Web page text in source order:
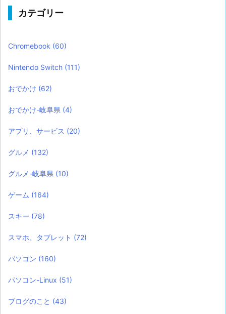
カテゴリー
Chromebook (60)
Nintendo Switch (111)
おでかけ (62)
おでかけ-岐阜県 (4)
アプリ、サービス (20)
グルメ (132)
グルメ-岐阜県 (10)
ゲーム (164)
スキー (78)
スマホ、タブレット (72)
パソコン (160)
パソコン-Linux (51)
ブログのこと (43)